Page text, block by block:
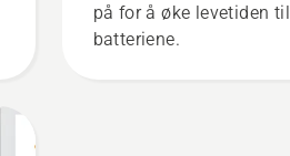
på for å øke levetiden til
batteriene.